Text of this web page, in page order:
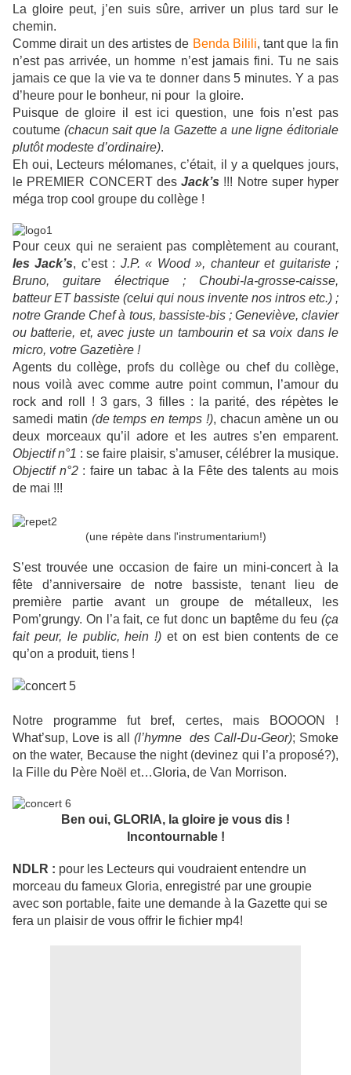
La gloire peut, j’en suis sûre, arriver un plus tard sur le
chemin.
Comme dirait un des artistes de Benda Bilili, tant que la fin
n’est pas arrivée, un homme n’est jamais fini. Tu ne sais
jamais ce que la vie va te donner dans 5 minutes. Y a pas
d’heure pour le bonheur, ni pour la gloire.
Puisque de gloire il est ici question, une fois n’est pas
coutume (chacun sait que la Gazette a une ligne éditoriale
plutôt modeste d’ordinaire).
Eh oui, Lecteurs mélomanes, c’était, il y a quelques jours,
le PREMIER CONCERT des Jack’s !!! Notre super hyper
méga trop cool groupe du collège !
Pour ceux qui ne seraient pas complètement au courant,
les Jack’s, c’est : J.P. « Wood », chanteur et guitariste ;
Bruno, guitare électrique ; Choubi-la-grosse-caisse,
batteur ET bassiste (celui qui nous invente nos intros etc.) ;
notre Grande Chef à tous, bassiste-bis ; Geneviève, clavier
ou batterie, et, avec juste un tambourin et sa voix dans le
micro, votre Gazetière !
Agents du collège, profs du collège ou chef du collège,
nous voilà avec comme autre point commun, l’amour du
rock and roll ! 3 gars, 3 filles : la parité, des répètes le
samedi matin (de temps en temps !), chacun amène un ou
deux morceaux qu’il adore et les autres s’en emparent.
Objectif n°1 : se faire plaisir, s’amuser, célébrer la musique.
Objectif n°2: faire un tabac à la Fête des talents au mois
de mai !!!
(une répète dans l'instrumentarium!)
S’est trouvée une occasion de faire un mini-concert à la
fête d’anniversaire de notre bassiste, tenant lieu de
première partie avant un groupe de métalleux, les
Pom’grungy. On l’a fait, ce fut donc un baptême du feu (ça
fait peur, le public, hein !) et on est bien contents de ce
qu’on a produit, tiens !
Notre programme fut bref, certes, mais BOOOON !
What’sup, Love is all (l’hymne des Call-Du-Geor); Smoke
on the water, Because the night (devinez qui l’a proposé?),
la Fille du Père Noël et…Gloria, de Van Morrison.
Ben oui, GLORIA, la gloire je vous dis !
Incontournable !
NDLR : pour les Lecteurs qui voudraient entendre un
morceau du fameux Gloria, enregistré par une groupie
avec son portable, faite une demande à la Gazette qui se
fera un plaisir de vous offrir le fichier mp4!